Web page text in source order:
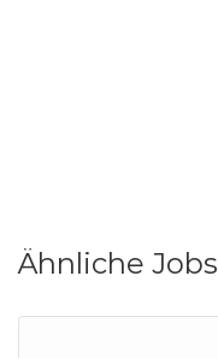
Ähnliche Jobs